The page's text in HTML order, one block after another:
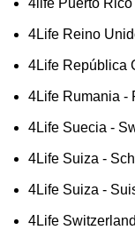
4life Puerto Rico
4Life Reino
4Life República
4Life Rumania -
4Life Suecia -
4Life Suiza -
4Life Suiza -
4Life Switzerland